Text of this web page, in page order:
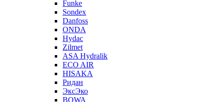
Funke
Sondex
Danfoss
ONDA
Hydac
Zilmet
ASA Hydralik
ECO AIR
HISAKA
Ридан
ЭксЭко
BOWA